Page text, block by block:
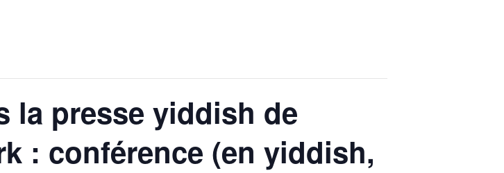
la presse yiddish de
: conférence (en yiddish,